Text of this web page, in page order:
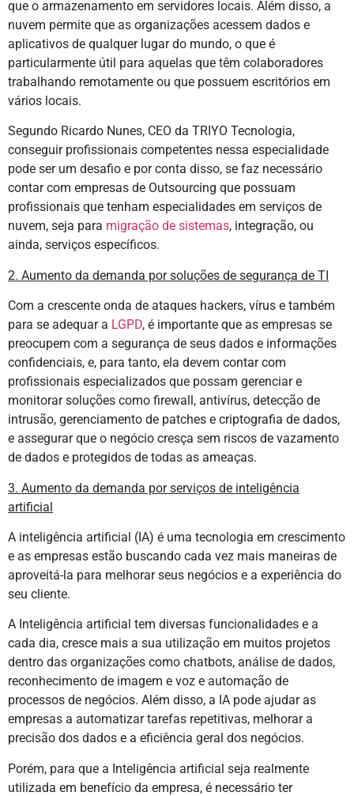
que o armazenamento em servidores locais. Além disso, a
nuvem permite que as organizações acessem dados e
aplicativos de qualquer lugar do mundo, o que é
particularmente útil para aquelas que têm colaboradores
trabalhando remotamente ou que possuem escritórios em
vários locais.
Segundo Ricardo Nunes, CEO da TRIYO Tecnologia,
conseguir profissionais competentes nessa especialidade
pode ser um desafio e por conta disso, se faz necessário
contar com empresas de Outsourcing que possuam
profissionais que tenham especialidades em serviços de
nuvem, seja para migração de sistemas, integração, ou
ainda, serviços específicos.
2. Aumento da demanda por soluções de segurança de TI
Com a crescente onda de ataques hackers, vírus e também
para se adequar a LGPD, é importante que as empresas se
preocupem com a segurança de seus dados e informações
confidenciais, e, para tanto, ela devem contar com
profissionais especializados que possam gerenciar e
monitorar soluções como firewall, antivírus, detecção de
intrusão, gerenciamento de patches e criptografia de dados,
e assegurar que o negócio cresça sem riscos de vazamento
de dados e protegidos de todas as ameaças.
3. Aumento da demanda por serviços de inteligência
artificial
A inteligência artificial (IA) é uma tecnologia em crescimento
e as empresas estão buscando cada vez mais maneiras de
aproveitá-la para melhorar seus negócios e a experiência do
seu cliente.
A Inteligência artificial tem diversas funcionalidades e a
cada dia, cresce mais a sua utilização em muitos projetos
dentro das organizações como chatbots, análise de dados,
reconhecimento de imagem e voz e automação de
processos de negócios. Além disso, a IA pode ajudar as
empresas a automatizar tarefas repetitivas, melhorar a
precisão dos dados e a eficiência geral dos negócios.
Porém, para que a Inteligência artificial seja realmente
utilizada em benefício da empresa, é necessário ter